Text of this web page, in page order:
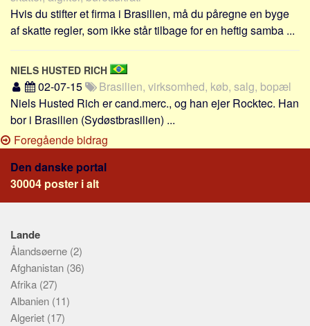
Hvis du stifter et firma i Brasilien, må du påregne en byge
af skatte regler, som ikke står tilbage for en heftig samba ...
NIELS HUSTED RICH
02-07-15
Brasilien, virksomhed, køb, salg, bopæl
Niels Husted Rich er cand.merc., og han ejer Rocktec. Han
bor i Brasilien (Sydøstbrasilien) ...
Foregående bidrag
Den danske portal
30004 poster i alt
Lande
Ålandsøerne (2)
Afghanistan (36)
Afrika (27)
Albanien (11)
Algeriet (17)